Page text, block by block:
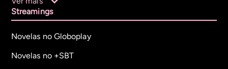
Streamings
Novelas no Globoplay
Novelas no +SBT